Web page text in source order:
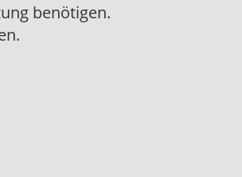
benötigen.